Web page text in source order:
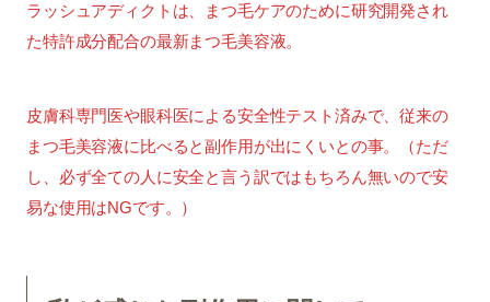
ラッシュアディクトは、まつ毛ケアのために研究開発され
た特許成分配合の最新まつ毛美容液。
皮膚科専門医や眼科医による安全性テスト済みで、従来の
まつ毛美容液に比べると副作用が出にくいとの事。（ただ
し、必ず全ての人に安全と言う訳ではもちろん無いので安
易な使用はNGです。）